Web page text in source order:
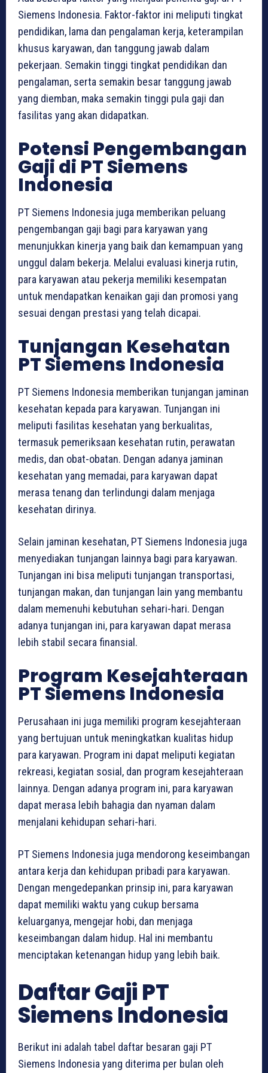
Siemens Indonesia. Faktor-faktor ini meliputi tingkat
pendidikan, lama dan pengalaman kerja, keterampilan
khusus karyawan, dan tanggung jawab dalam
pekerjaan. Semakin tinggi tingkat pendidikan dan
pengalaman, serta semakin besar tanggung jawab
yang diemban, maka semakin tinggi pula gaji dan
fasilitas yang akan didapatkan.
Potensi Pengembangan
Gaji di PT Siemens
Indonesia
PT Siemens Indonesia juga memberikan peluang
pengembangan gaji bagi para karyawan yang
menunjukkan kinerja yang baik dan kemampuan yang
unggul dalam bekerja. Melalui evaluasi kinerja rutin,
para karyawan atau pekerja memiliki kesempatan
untuk mendapatkan kenaikan gaji dan promosi yang
sesuai dengan prestasi yang telah dicapai.
Tunjangan Kesehatan
PT Siemens Indonesia
PT Siemens Indonesia memberikan tunjangan jaminan
kesehatan kepada para karyawan. Tunjangan ini
meliputi fasilitas kesehatan yang berkualitas,
termasuk pemeriksaan kesehatan rutin, perawatan
medis, dan obat-obatan. Dengan adanya jaminan
kesehatan yang memadai, para karyawan dapat
merasa tenang dan terlindungi dalam menjaga
kesehatan dirinya.
Selain jaminan kesehatan, PT Siemens Indonesia juga
menyediakan tunjangan lainnya bagi para karyawan.
Tunjangan ini bisa meliputi tunjangan transportasi,
tunjangan makan, dan tunjangan lain yang membantu
dalam memenuhi kebutuhan sehari-hari. Dengan
adanya tunjangan ini, para karyawan dapat merasa
lebih stabil secara finansial.
Program Kesejahteraan
PT Siemens Indonesia
Perusahaan ini juga memiliki program kesejahteraan
yang bertujuan untuk meningkatkan kualitas hidup
para karyawan. Program ini dapat meliputi kegiatan
rekreasi, kegiatan sosial, dan program kesejahteraan
lainnya. Dengan adanya program ini, para karyawan
dapat merasa lebih bahagia dan nyaman dalam
menjalani kehidupan sehari-hari.
PT Siemens Indonesia juga mendorong keseimbangan
antara kerja dan kehidupan pribadi para karyawan.
Dengan mengedepankan prinsip ini, para karyawan
dapat memiliki waktu yang cukup bersama
keluarganya, mengejar hobi, dan menjaga
keseimbangan dalam hidup. Hal ini membantu
menciptakan ketenangan hidup yang lebih baik.
Daftar Gaji PT
Siemens Indonesia
Berikut ini adalah tabel daftar besaran gaji PT
Siemens Indonesia yang diterima per bulan oleh